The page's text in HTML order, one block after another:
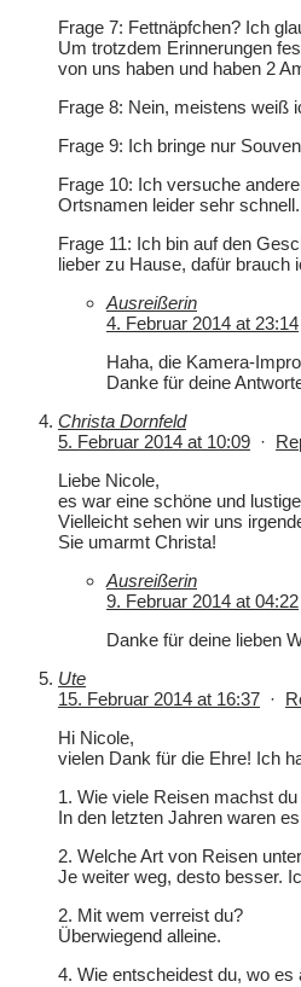
Frage 7: Fettnäpfchen? Ich
Um trotzdem Erinnerungen
von uns haben und haben 2
Frage 8: Nein, meistens weiß
Frage 9: Ich bringe nur
Frage 10: Ich versuche
Ortsnamen leider sehr
Frage 11: Ich bin auf den
lieber zu Hause, dafür brauch
Ausreißerin
4. Februar 2014 at 23:14
Haha, die Kamera-
Danke für deine
Christa Dornfeld
5. Februar 2014 at 10:09 ·
Liebe Nicole,
es war eine schöne und
Vielleicht sehen wir uns
Sie umarmt Christa!
Ausreißerin
9. Februar 2014 at 04:22
Danke für deine lieben
Ute
15. Februar 2014 at 16:37 ·
Hi Nicole,
vielen Dank für die Ehre! Ich
1. Wie viele Reisen machst
In den letzten Jahren waren
2. Welche Art von Reisen
Je weiter weg, desto besser.
2. Mit wem verreist du?
Überwiegend alleine.
4. Wie entscheidest du, wo